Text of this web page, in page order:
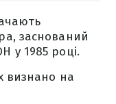
заснований
у 1985 році.
визнано на